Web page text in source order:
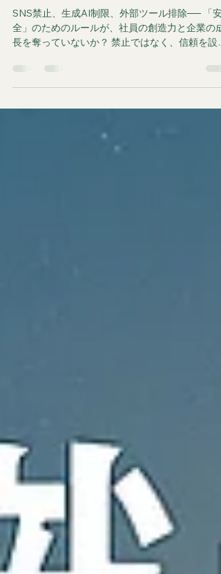
セキュリティ強化が“企業の弱
体化”を招くとき
SNS禁止、生成AI制限、外部ツール排除── 「安
長を奪っていないか？ 禁止ではなく、信頼を設計
するセキュリティへ。